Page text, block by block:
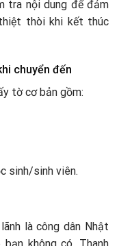
tra nội dung để đảm
thòi khi kết thúc
chuyển đến
tờ cơ bản gồm:
sinh/sinh viên.
là công dân Nhật
không có, Thanh